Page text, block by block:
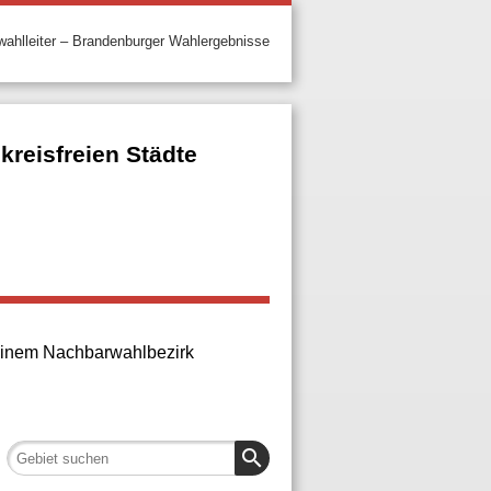
– Brandenburger Wahlergebnisse
Städte
Nachbarwahlbezirk
search